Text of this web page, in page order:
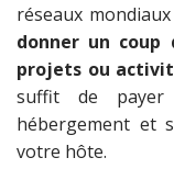
réseaux
donner un coup
projets ou
suffit de
hébergement et
votre hôte.